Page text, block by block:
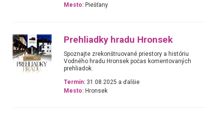
Mesto: Piešťany
Prehliadky hradu Hronsek
Spoznajte zrekonštruované priestory a históriu
Vodného hradu Hronsek počas komentovaných
prehliadok.
Termín: 31.08.2025 a ďalšie
Mesto: Hronsek